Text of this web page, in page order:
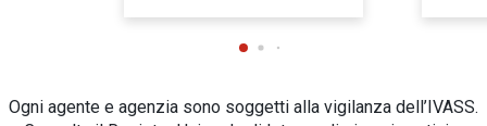
Ogni agente e agenzia sono soggetti alla vigilanza dell’IVASS.